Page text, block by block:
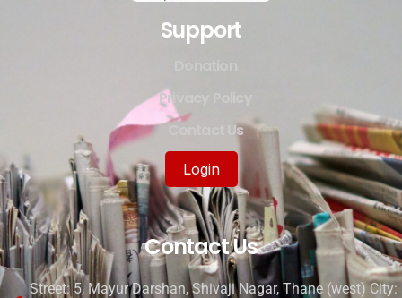
Support
Privacy Policy
Contact Us
Login
Contact Us
Street: 5, Mayur Darshan, Shivaji Nagar, Thane (west) City: